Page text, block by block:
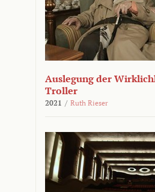
Auslegung der
Troller
2021 / Ruth Rieser